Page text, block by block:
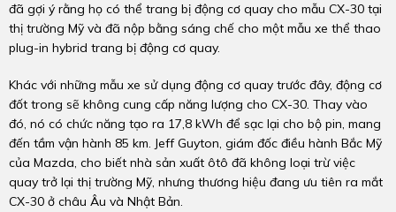
đã gợi ý rằng họ có thể trang bị động cơ quay cho mẫu CX-30 tại
thị trường Mỹ và đã nộp bằng sáng chế cho một mẫu xe thể thao
plug-in hybrid trang bị động cơ quay.
Khác với những mẫu xe sử dụng động cơ quay trước đây, động cơ
đốt trong sẽ không cung cấp năng lượng cho CX-30. Thay vào
đó, nó có chức năng tạo ra 17,8 kWh để sạc lại cho bộ pin, mang
đến tầm vận hành 85 km. Jeff Guyton, giám đốc điều hành Bắc Mỹ
của Mazda, cho biết nhà sản xuất ôtô đã không loại trừ việc
quay trở lại thị trường Mỹ, nhưng thương hiệu đang ưu tiên ra mắt
CX-30 ở châu Âu và Nhật Bản.